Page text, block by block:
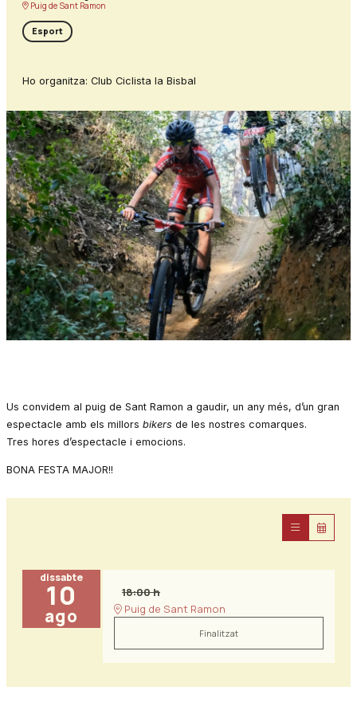
Puig de Sant Ramon
Esport
Ho organitza: Club Ciclista la Bisbal
Us convidem al puig de Sant Ramon a gaudir, un any més, d’un gran
espectacle amb els millors bikers de les nostres comarques.
Tres hores d’espectacle i emocions.
BONA FESTA MAJOR!!
dissabte
10
ago
18:00 h
Puig de Sant Ramon
Finalitzat